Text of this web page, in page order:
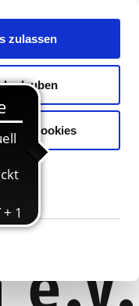
zulassen
erlauben
Cookies